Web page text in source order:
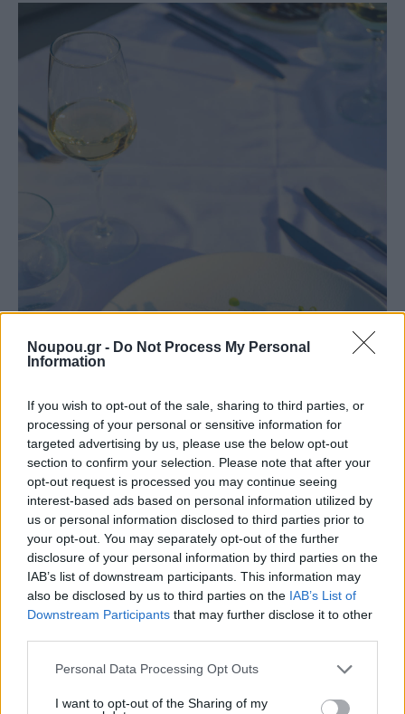
Noupou.gr - Do Not Process My Personal
Information
If you wish to opt-out of the sale, sharing to third parties, or
processing of your personal or sensitive information for
targeted advertising by us, please use the below opt-out
section to confirm your selection. Please note that after your
opt-out request is processed you may continue seeing
interest-based ads based on personal information utilized by
us or personal information disclosed to third parties prior to
your opt-out. You may separately opt-out of the further
disclosure of your personal information by third parties on the
IAB’s list of downstream participants. This information may
also be disclosed by us to third parties on the IAB’s List of
Downstream Participants that may further disclose it to other
Please note that this website/app uses one or more Google
not limited to your visit or usage behaviour. You may click to
Personal Data Processing Opt Outs
I want to opt-out of the Sharing of my
«Το concept πίσω από το μενού του Εν Πλω είναι το
απλό και νόστιμο φαγητό, αυτό που λέμε πια comfort
food» εξηγεί ο σεφ. «Οι γαστρονομικές δημιουργίες